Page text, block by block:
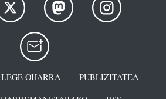
LEGE OHARRA
PUBLIZITATEA